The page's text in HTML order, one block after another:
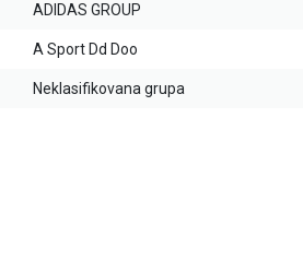
ADIDAS GROUP
A Sport Dd Doo
Neklasifikovana grupa